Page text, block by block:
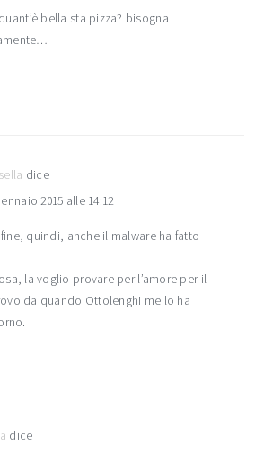
bella sta pizza? bisogna
dice
2015 alle 14:12
quindi, anche il malware ha fatto
la voglio provare per l’amore per il
da quando Ottolenghi me lo ha
dice